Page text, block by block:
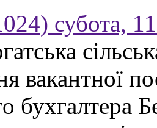
субота,
вакантної
бухгалтера